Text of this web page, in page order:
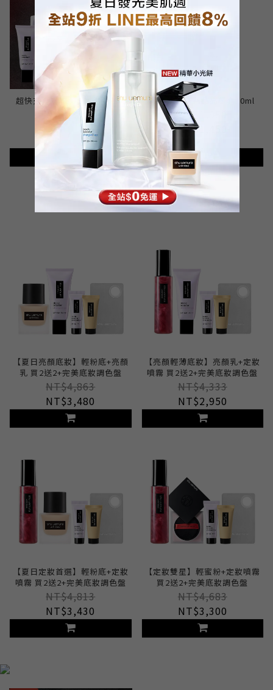
超快充亮顏乳 買30ml送10ml
NT$1,500
定妝噴霧送新品亮顏乳10ml
NT$1,950
NT$1,450
【夏日亮顏底妝】輕粉底+亮顏
乳 買2送2+完美底妝調色盤
NT$4,863
NT$3,480
【亮顏輕薄底妝】亮顏乳+定妝
噴霧 買2送2+完美底妝調色盤
NT$4,333
NT$2,950
【夏日定妝首選】輕粉底+定妝
噴霧 買2送2+完美底妝調色盤
NT$4,813
NT$3,430
【定妝雙星】輕蜜粉+定妝噴霧
買2送2+完美底妝調色盤
NT$4,683
NT$3,300